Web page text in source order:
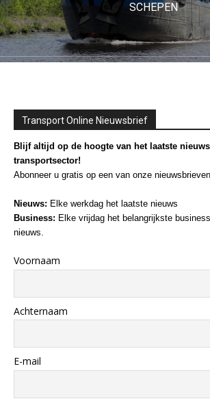
SCHEPEN
Transport Online Nieuwsbrief
Blijf altijd op de hoogte van het laatste
transportsector!
Abonneer u gratis op een van onze
Nieuws: Elke werkdag het laatste nieuws
Business: Elke vrijdag het belangrijkste
nieuws.
Voornaam
Achternaam
E-mail